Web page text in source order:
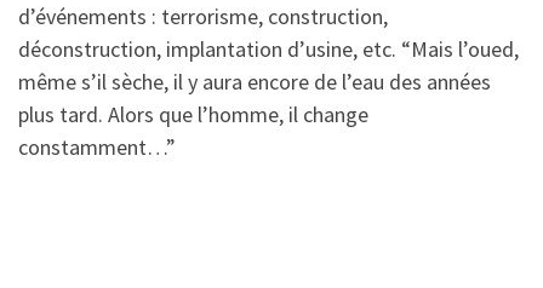
d’événements : terrorisme, construction,
déconstruction, implantation d’usine, etc. “Mais l’oued,
même s’il sèche, il y aura encore de l’eau des années
plus tard. Alors que l’homme, il change
constamment…”